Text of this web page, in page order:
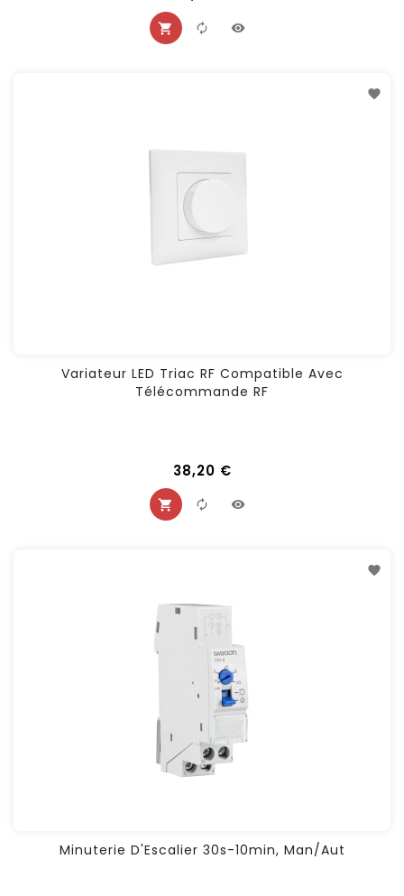
Variateur LED Triac RF Compatible Avec
Télécommande RF
38,20 €
Minuterie D'Escalier 30s-10min, Man/Aut